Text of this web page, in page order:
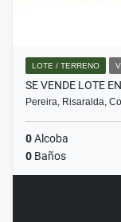
LOTE / TERRENO
SE VENDE LOTE
Pereira, Risaralda,
0Alcoba
0 Baños